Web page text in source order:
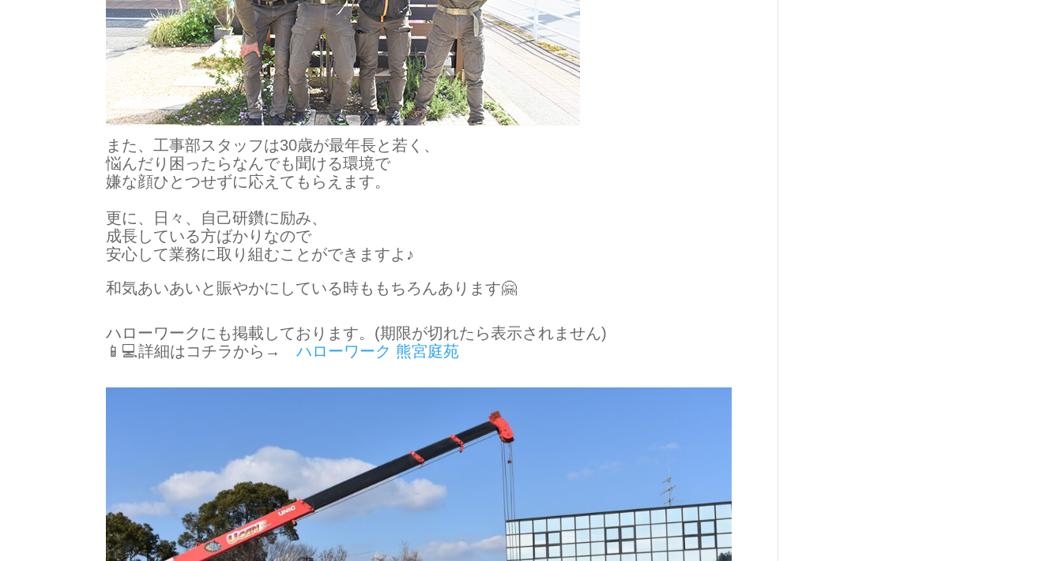
また、工事部スタッフは30歳が最年長と若く、
悩んだり困ったらなんでも聞ける環境で
嫌な顔ひとつせずに応えてもらえます。
更に、日々、自己研鑽に励み、
成長している方ばかりなので
安心して業務に取り組むことができますよ♪
和気あいあいと賑やかにしている時ももちろんあります🤗
ハローワークにも掲載しております。(期限が切れたら表示されません)
📱💻詳細はコチラから→ハローワーク 熊宮庭苑